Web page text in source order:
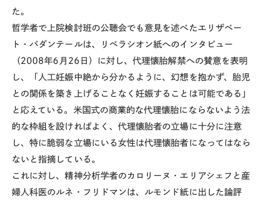
た。
哲学者で上院検討班の公聴会でも意見を述べたエリザベー
ト・バダンテールは、リベラシオン紙へのインタビュー
（2008年6月26日）に対し、代理懐胎解禁への賛意を表明
し、「人工妊娠中絶から分かるように、幻想を抱かず、胎児
との関係を築き上げることなく妊娠することは可能である」
と応えている。米国式の商業的な代理懐胎にならないよう法
的な枠組を設ければよく、代理懐胎者の立場に十分に注意
し、特に脆弱な立場にいる女性は代理懐胎者になってはなら
ないと指摘している。
これに対し、精神分析学者のカロリーヌ・エリアシェフと産
婦人科医のルネ・フリドマンは、ルモンド紙に出した論評